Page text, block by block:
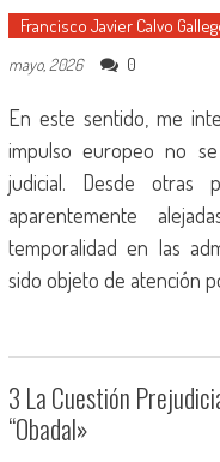
Francisco Javier Calvo
mayo, 2026
0
En este sentido, me
impulso europeo no
judicial. Desde otras
aparentemente
temporalidad en las
sido objeto de atención
3 La Cuestión
“Obadal»